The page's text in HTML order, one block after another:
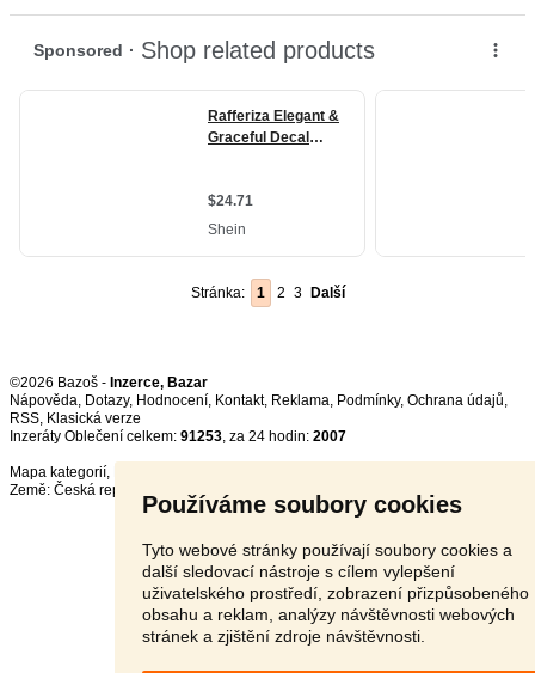
Používáme soubory cookies
Tyto webové stránky používají soubory cookies a
další sledovací nástroje s cílem vylepšení
uživatelského prostředí, zobrazení přizpůsobeného
obsahu a reklam, analýzy návštěvnosti webových
stránek a zjištění zdroje návštěvnosti.
Stránka: 1 2 3 Další
©2026 Bazoš - Inzerce, Bazar
Nápověda, Dotazy, Hodnocení, Kontakt, Reklama, Podmínky, Ochrana údajů,
RSS,
Inzeráty Oblečení celkem: 91253, za 24 hodin: 2007
Mapa kategorií,
Země: Česká republika